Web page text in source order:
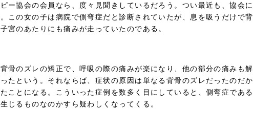
ー協会の会員なら、度々見聞きしているだろう。つい最近も、協会に
この女の子は病院で側弯症だと診断されていたが、息を吸うだけで背
宮のあたりにも痛みが走っていたのである。
骨のズレの矯正で、呼吸の際の痛みが楽になり、他の部分の痛みも解
たという。それならば、症状の原因は単なる背骨のズレだったのだか
ことになる。こういった症例を数多く目にしていると、側弯症である
じるものなのかすら疑わしくなってくる。